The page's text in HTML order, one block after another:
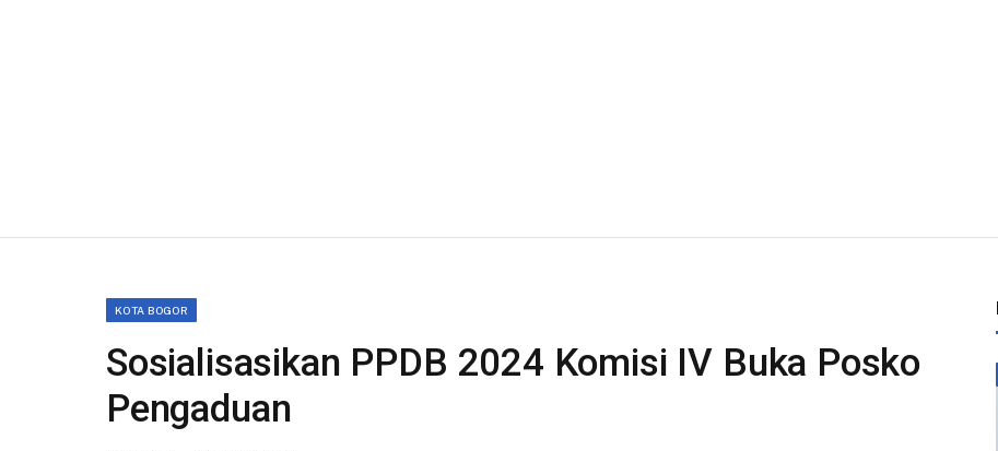
KOTA BOGOR
Sosialisasikan PPDB 2024 Komisi IV Buka Posko
Pengaduan